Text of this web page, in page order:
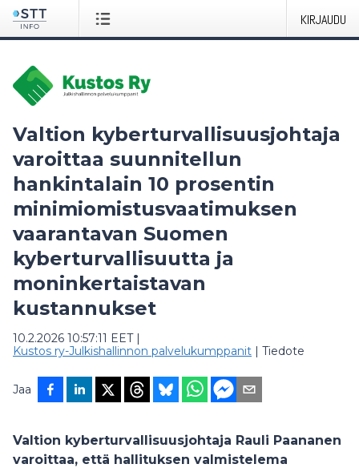
KIRJAUDU
Valtion kyberturvallisuusjohtaja
varoittaa suunnitellun
hankintalain 10 prosentin
minimiomistusvaatimuksen
vaarantavan Suomen
kyberturvallisuutta ja
moninkertaistavan
kustannukset
10.2.2026 10:57:11 EET|
Kustos ry-Julkishallinnon palvelukumppanit | Tiedote
Jaa
Valtion kyberturvallisuusjohtaja Rauli Paananen
varoittaa, että hallituksen valmistelema